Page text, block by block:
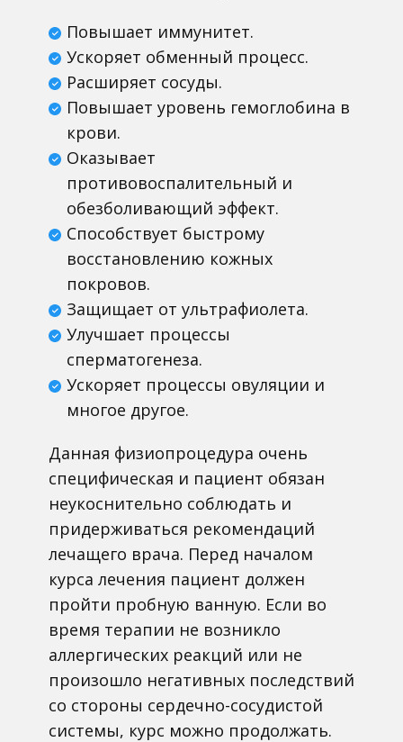
Повышает иммунитет.
Ускоряет обменный процесс.
Расширяет сосуды.
Повышает уровень гемоглобина в
крови.
Оказывает
противовоспалительный и
обезболивающий эффект.
Способствует быстрому
восстановлению кожных
покровов.
Защищает от ультрафиолета.
Улучшает процессы
сперматогенеза.
Ускоряет процессы овуляции и
многое другое.
Данная физиопроцедура очень
специфическая и пациент обязан
неукоснительно соблюдать и
придерживаться рекомендаций
лечащего врача. Перед началом
курса лечения пациент должен
пройти пробную ванную. Если во
время терапии не возникло
аллергических реакций или не
произошло негативных последствий
со стороны сердечно-сосудистой
системы, курс можно продолжать.